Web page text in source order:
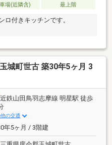
場(近隣含) 最上階
ロ付きキッチンです。
城町世古 築30年5ヶ月 3
近鉄山田鳥羽志摩線 明星駅 徒歩
の交通
年5ヶ月 / 3階建